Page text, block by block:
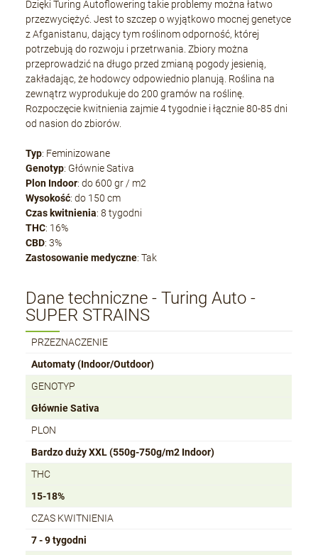
Dzięki Turing Autoflowering takie problemy można łatwo
przezwyciężyć. Jest to szczep o wyjątkowo mocnej genetyce
z Afganistanu, dający tym roślinom odporność, której
potrzebują do rozwoju i przetrwania. Zbiory można
przeprowadzić na długo przed zmianą pogody jesienią,
zakładając, że hodowcy odpowiednio planują. Roślina na
zewnątrz wyprodukuje do 200 gramów na roślinę.
Rozpoczęcie kwitnienia zajmie 4 tygodnie i łącznie 80-85 dni
od nasion do zbiorów.
Typ: Feminizowane
Genotyp: Głównie Sativa
Plon Indoor: do 600 gr / m2
Wysokość: do 150 cm
Czas kwitnienia: 8 tygodni
THC: 16%
CBD: 3%
Zastosowanie medyczne: Tak
Dane techniczne - Turing Auto -
SUPER STRAINS
PRZEZNACZENIE
Automaty (Indoor/Outdoor)
GENOTYP
Głównie Sativa
PLON
Bardzo duży XXL (550g-750g/m2 Indoor)
THC
15-18%
CZAS KWITNIENIA
7 - 9 tygodni